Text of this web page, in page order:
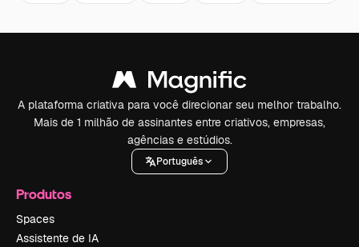
A plataforma criativa para você direcionar seu melhor trabalho.
Mais de 1 milhão de assinantes entre criativos, empresas,
agências e estúdios.
Português
Produtos
Spaces
Assistente de IA